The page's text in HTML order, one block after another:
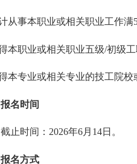
从事本职业或相关职业工作满5
本职业或相关职业五级/初级
本专业或相关专业的技工院
名时间
止时间：2026年6月14日。
名方式